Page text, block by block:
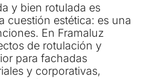
y bien rotulada es
cuestión estética: es una
En Framaluz
de rotulación y
para fachadas
y corporativas,